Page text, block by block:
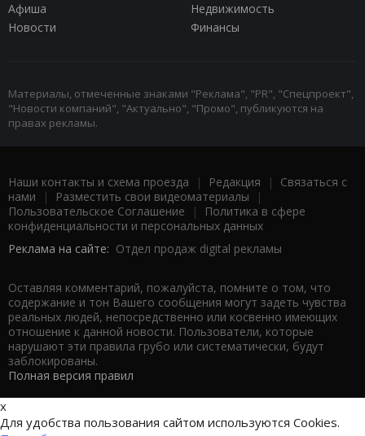
Афиша
Недвижимость
Новости
Финансы
Материалы, отмеченные знаками "Реклама", "PR", "Спецпроект",
"Новости компаний", "Актуально", "Промо", публикуются на
правах рекламы.
Наши контакты и схема проезда | Редакция | Связаться с
нами | Разместить свои видеоматериалы |
Пользовательское Соглашение |
Политика в сфере
конфиденциальности и персональных данных
Реклама на сайте: Отдел продаж digital рекламы
Оставляя комментарий, пожалуйста, помните о том, что
содержание и тон Вашего сообщения могут задеть чувства
реальных людей, непосредственно или косвенно имеющих
отношение к данной новости. Пользователи, которые
нарушают эти правила грубо или систематически, будут
заблокированы.
Полная версия правил
x
Для удобства пользования сайтом используются Cookies.